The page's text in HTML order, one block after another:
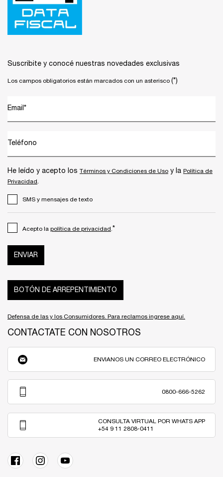
Suscribite y conocé nuestras novedades exclusivas
Los campos obligatorios están marcados con un asterisco (*)
Email *
Teléfono
He leído y acepto los Términos y Condiciones de Uso y la Política de
Privacidad.
SMS y mensajes de texto
Acepto la política de privacidad.*
ENVIAR
BOTÓN DE ARREPENTIMIENTO
Defensa de las y los Consumidores. Para reclamos ingrese aquí.
CONTACTATE CON NOSOTROS
ENVIANOS UN CORREO ELECTRÓNICO
0800-666-5262
CONSULTA VIRTUAL POR WHATS APP
+54 9 11 2808-0411